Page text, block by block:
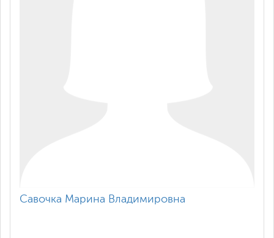
Савочка Марина Владимировна